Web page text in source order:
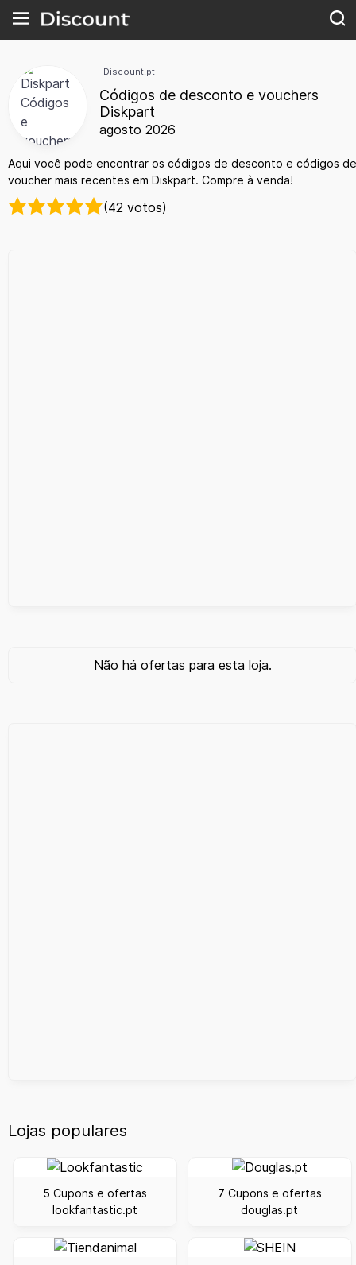
Discount.pt
Códigos de desconto e vouchers
Diskpart
agosto 2026
Aqui você pode encontrar os códigos de desconto e códigos de
voucher mais recentes em Diskpart. Compre à venda!
(42 votos)
Não há ofertas para esta loja.
Lojas populares
5 Cupons e ofertas
lookfantastic.pt
7 Cupons e ofertas
douglas.pt